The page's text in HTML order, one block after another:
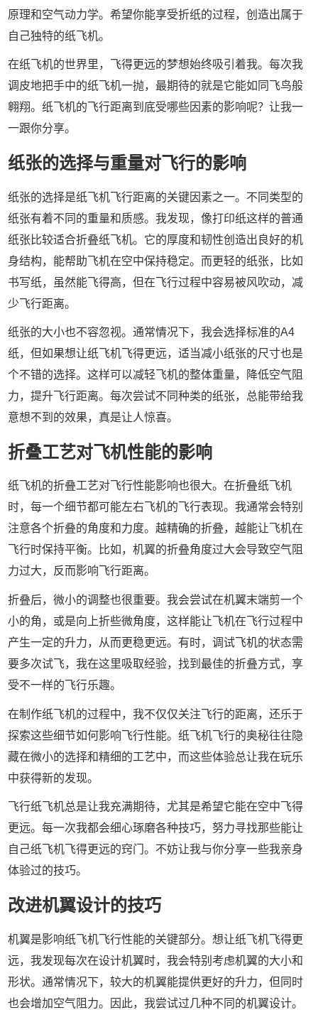
原理和空气动力学。希望你能享受折纸的过程，创造出属于
自己独特的纸飞机。
在纸飞机的世界里，飞得更远的梦想始终吸引着我。每次我
调皮地把手中的纸飞机一抛，最期待的就是它能如同飞鸟般
翱翔。纸飞机的飞行距离到底受哪些因素的影响呢？让我一
一跟你分享。
纸张的选择与重量对飞行的影响
纸张的选择是纸飞机飞行距离的关键因素之一。不同类型的
纸张有着不同的重量和质感。我发现，像打印纸这样的普通
纸张比较适合折叠纸飞机。它的厚度和韧性创造出良好的机
身结构，能帮助飞机在空中保持稳定。而更轻的纸张，比如
书写纸，虽然能飞得高，但在飞行过程中容易被风吹动，减
少飞行距离。
纸张的大小也不容忽视。通常情况下，我会选择标准的A4
纸，但如果想让纸飞机飞得更远，适当减小纸张的尺寸也是
个不错的选择。这样可以减轻飞机的整体重量，降低空气阻
力，提升飞行距离。每次尝试不同种类的纸张，总能带给我
意想不到的效果，真是让人惊喜。
折叠工艺对飞机性能的影响
纸飞机的折叠工艺对飞行性能影响也很大。在折叠纸飞机
时，每一个细节都可能左右飞机的飞行表现。我通常会特别
注意各个折叠的角度和力度。越精确的折叠，越能让飞机在
飞行时保持平衡。比如，机翼的折叠角度过大会导致空气阻
力过大，反而影响飞行距离。
折叠后，微小的调整也很重要。我会尝试在机翼末端剪一个
小的角，或是向上折些微角度，这样能让飞机在飞行过程中
产生一定的升力，从而更稳更远。有时，调试飞机的状态需
要多次试飞，我在这里吸取经验，找到最佳的折叠方式，享
受不一样的飞行乐趣。
在制作纸飞机的过程中，我不仅仅关注飞行的距离，还乐于
探索这些细节如何影响飞行性能。纸飞机飞行的奥秘往往隐
藏在微小的选择和精细的工艺中，而这些体验总让我在玩乐
中获得新的发现。
飞行纸飞机总是让我充满期待，尤其是希望它能在空中飞得
更远。每一次我都会细心琢磨各种技巧，努力寻找那些能让
自己纸飞机飞得更远的窍门。不妨让我与你分享一些我亲身
体验过的技巧。
改进机翼设计的技巧
机翼是影响纸飞机飞行性能的关键部分。想让纸飞机飞得更
远，我发现每次在设计机翼时，我会特别考虑机翼的大小和
形状。通常情况下，较大的机翼能提供更好的升力，但同时
也会增加空气阻力。因此，我尝试过几种不同的机翼设计。